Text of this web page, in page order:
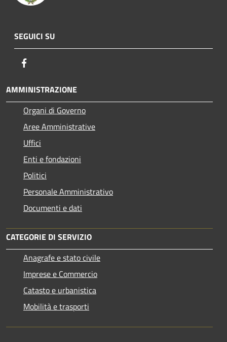
SEGUICI SU
AMMINISTRAZIONE
Organi di Governo
Aree Amministrative
Uffici
Enti e fondazioni
Politici
Personale Amministrativo
Documenti e dati
CATEGORIE DI SERVIZIO
Anagrafe e stato civile
Imprese e Commercio
Catasto e urbanistica
Mobilità e trasporti